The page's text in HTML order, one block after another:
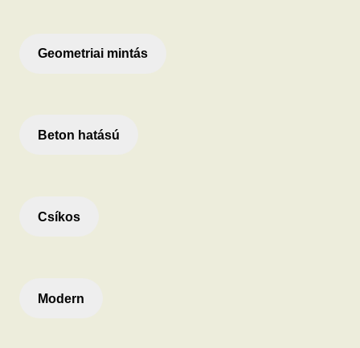
Geometriai mintás
Beton hatású
Csíkos
Modern